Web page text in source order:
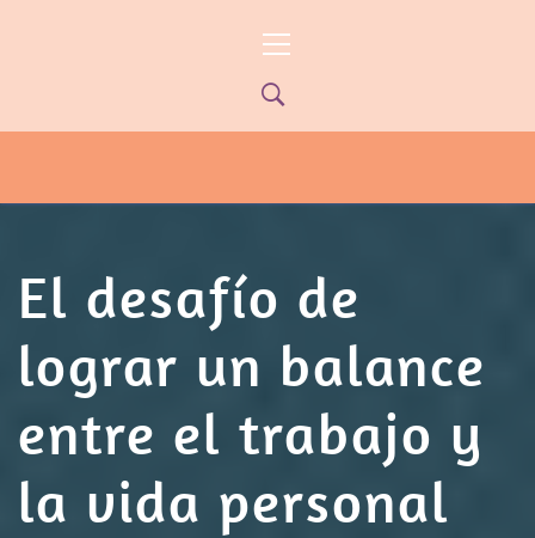
principal
ONCE PARANÁ YOUTUBE/PYPNEWS –
El desafío de
lograr un balance
entre el trabajo y
la vida personal